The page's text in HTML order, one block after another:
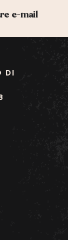
e-mail
DI